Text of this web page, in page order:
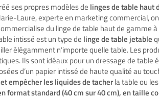
ses propres modèles de linges de table haut
Laure, experte en marketing commercial,
du linge de table haut de gamme
intissé est un type de linge de table jetable
élégamment n’importe quelle table. Les
Ils sont idéaux pour un dressage de table
d’un papier intissé de haute qualité au
empêcher les liquides de tacherla table ou
format standard (40 cm sur 40 cm), en taille